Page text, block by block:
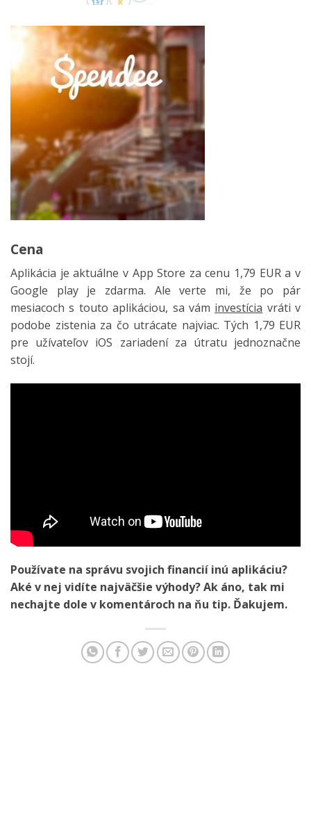
Cena
Aplikácia je aktuálne v App Store za cenu 1,79 EUR a v
Google play je zdarma. Ale verte mi, že po pár
mesiacoch s touto aplikáciou, sa vám investícia vráti v
podobe zistenia za čo utrácate najviac. Tých 1,79 EUR
pre užívateľov iOS zariadení za útratu jednoznačne
stojí.
Používate na správu svojich financií inú aplikáciu?
Aké v nej vidíte najväčšie výhody? Ak áno, tak mi
nechajte dole v komentároch na ňu tip. Ďakujem.